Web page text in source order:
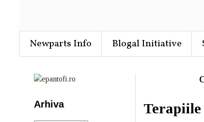
Newparts Info Blogal Initiative
Terapiile
Arhiva